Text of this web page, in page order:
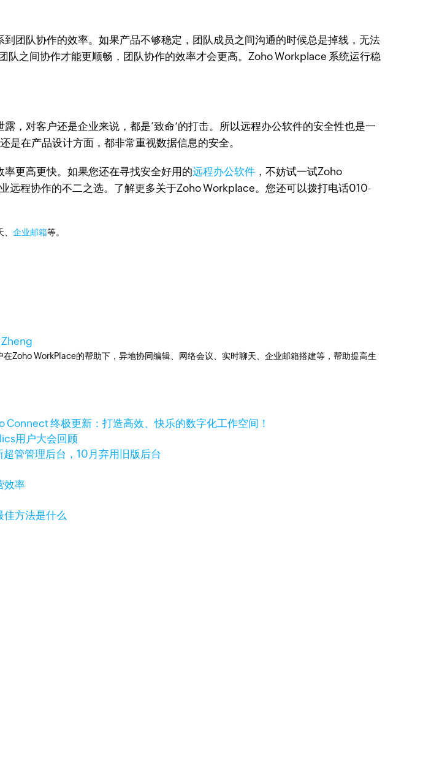
团队协作的效率。如果产品不够稳定，团队成员之间沟通的时候总是掉线，无法
之间协作才能更顺畅，团队协作的效率才会更高。Zoho Workplace 系统运行稳
，对客户还是企业来说，都是’致命‘的打击。所以远程办公软件的安全性也是一
在产品设计方面，都非常重视数据信息的安全。
率更高更快。如果您还在寻找安全好用的远程办公软件 ，不妨试一试Zoho
程协作的不二之选。了解更多关于Zoho Workplace。您还可以拨打电话010-
、企业邮箱等。
Zheng
Zoho WorkPlace的帮助下，异地协同编辑、网络会议、实时聊天、企业邮箱搭建等，帮助提高生
Connect 终极更新：打造高效、快乐的数字化工作空间！
用户大会回顾
管管理后台，10月弃用旧版后台
效率
佳方法是什么